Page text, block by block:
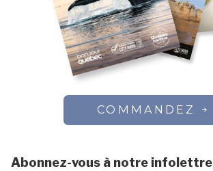
COMMANDEZ
Abonnez-vous à notre infolettre